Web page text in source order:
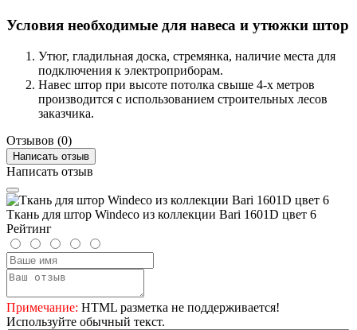
Условия необходимые для навеса и утюжки штор
Утюг, гладильная доска, стремянка, наличие места для
подключения к электроприборам.
Навес штор при высоте потолка свыше 4-х метров
производится с использованием строительных лесов
заказчика.
Отзывов (0)
Написать отзыв
Написать отзыв
Ткань для штор Windeco из коллекции Bari 1601D цвет 6
Рейтинг
Примечание: HTML разметка не поддерживается!
Используйте обычный текст.